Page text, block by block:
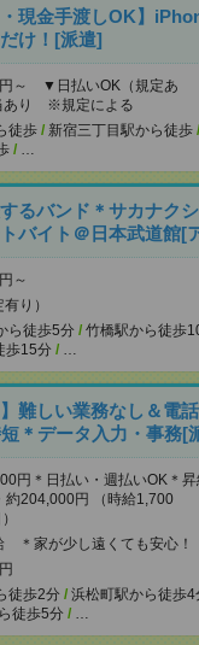
・現金手渡しOK】
け！[派遣]
～ ▼日払いOK（規定あ
あり ※規定による
徒歩 / 新宿三丁目駅から徒歩 /
/ …
るバンド＊サカナク
バイト＠日本武道館[
～
り）
ら徒歩5分 / 竹橋駅から徒歩
歩15分 / …
】難しい業務なし＆電
＊データ入力・事務[
円＊日払い・週払いOK＊昇
約204,000円 （時給1,700
＊家が少し遠くても安心！
徒歩2分 / 浜松町駅から徒歩4
徒歩5分 / …